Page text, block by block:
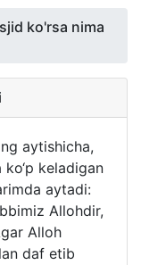
ko'rsa nima
aytishicha,
keladigan
aytadi:
Allohdir,
Alloh
daf etib